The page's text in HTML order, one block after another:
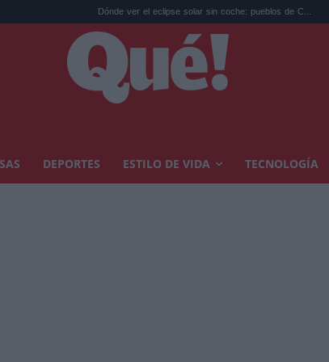
Dónde ver el eclipse solar sin coche: pueblos de C... Los 10
DEPORTES ESTILO DE VIDA TECNOLOGÍA